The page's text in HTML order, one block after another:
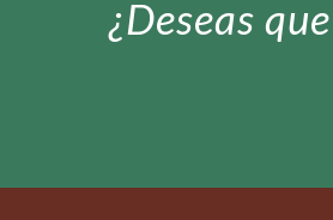
¿Deseas